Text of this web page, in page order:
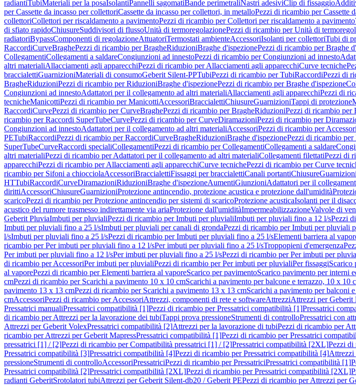
radiantiTubiMateriali per la posaIsolantiPannelli sagomatiBande perimetraliNastri adesiviClip di fissaggio
per Cassette da incasso per collettoriCassette da incasso per collettori, in metalloPezzi di ricambio per Cassette
collettoriCollettori per riscaldamento a pavimentoPezzi di ricambio per Collettori per riscaldamento a pavimento
di sfiato rapidoChiusureSuddivisori di flussoUnità di termoregolazionePezzi di ricambio per Unità di
radiatoriBypassComponenti di regolazioneAttuatoriTermostati ambienteAccessoriIsolanti per collettoriTubi di
RaccordiCurveBraghePezzi di ricambio per BragheRiduzioniBraghe d'ispezionePezzi di ricambio per Braghe
CollegamentiCollegamenti a saldareCongiunzioni ad innestoPezzi di ricambio per Congiunzioni ad innesto
altri materialiAllacciamenti agli apparecchiPezzi di ricambio per Allacciamenti agli apparecchiCurve tecniche
braccialettiGuarnizioniMateriali di consumoGeberit Silent-PPTubiPezzi di ricambio per TubiRaccordiPezzi di
BragheRiduzioniPezzi di ricambio per RiduzioniBraghe d'ispezionePezzi di ricambio per Braghe d'ispezione
Congiunzioni ad innestoAdattatori per il collegamento ad altri materialiAllacciamenti agli apparecchiPezzi di
tecnicheManicottiPezzi di ricambio per ManicottiAccessoriBraccialettiChiusureGuarnizioniTappi di protezione
RaccordiCurvePezzi di ricambio per CurveBraghePezzi di ricambio per BragheRiduzioniPezzi di ricambio per
ricambio per Raccordi SuperTubeCurvePezzi di ricambio per CurveDiramazioniPezzi di ricambio per
Congiunzioni ad innestoAdattatori per il collegamento ad altri materialiAccessoriPezzi di ricambio per Accessori
PETubiRaccordiPezzi di ricambio per RaccordiCurveBragheRiduzioniBraghe d'ispezionePezzi di ricambio per
SuperTubeCurveRaccordi specialiCollegamentiPezzi di ricambio per CollegamentiCollegamenti a saldare
altri materialiPezzi di ricambio per Adattatori per il collegamento ad altri materialiCollegamenti filettatiPezzi di
apparecchiPezzi di ricambio per Allacciamenti agli apparecchiCurve tecnichePezzi di ricambio per Curve
ricambio per Sifoni a chiocciolaAccessoriBraccialettiFissaggi per braccialettiCanali portantiChiusureGuarnizioni
HTTubiRaccordiCurveDiramazioniRiduzioniBraghe d'ispezioneAumentiGiunzioniAdattatori per il
dirittiAccessoriChiusureGuarnizioniProtezione antincendio, protezione acustica e protezione dall'umidità
scaricoPezzi di ricambio per Protezione antincendio per sistemi di scaricoProtezione acusticaIsolanti per il
acustico del rumore trasmesso indirettamente via ariaProtezione dall'umiditàImpermeabilizzazioneValvole di
Geberit PluviaImbuti per pluvialiPezzi di ricambio per Imbuti per pluvialiImbuti per pluviali fino a 12 l/sPezzi
Imbuti per pluviali fino a 25 l/sImbuti per pluviali per canali di grondaPezzi di ricambio per Imbuti per pluviali
l/sImbuti per pluviali fino a 25 l/sPezzi di ricambio per Imbuti per pluviali fino a 25 l/sElementi barriera al
ricambio per Per imbuti per pluviali fino a 12 l/sPer imbuti per pluviali fino a 25 l/sTroppopieni d'emergenza
Per imbuti per pluviali fino a 12 l/sPer imbuti per pluviali fino a 25 l/sPezzi di ricambio per Per imbuti per
di ricambio per AccessoriPer imbuti per pluvialiPezzi di ricambio per Per imbuti per pluvialiPer fissaggiScarico
al vaporePezzi di ricambio per Elementi barriera al vaporeScarico per pavimentoScarico pavimento per interni
cmPezzi di ricambio per Scarichi a pavimento 10 x 10 cmScarichi a pavimento per balcone e terrazzo, 10 x 10
pavimento 13 x 13 cmPezzi di ricambio per Scarichi a pavimento 13 x 13 cmScarichi a pavimento per balconi
cmAccessoriPezzi di ricambio per AccessoriAttrezzi, componenti di rete e softwareAttrezziAttrezzi per
Pressatrici manualiPressatrici compatibilità [1]Pezzi di ricambio per Pressatrici compatibilità [1]Pressatrici
di ricambio per Attrezzi per la lavorazione dei tubiTappi prova pressioneStrumenti di controlloPressatrici con
Attrezzi per Geberit VolexPressatrici compatibilità [2]Attrezzi per la lavorazione di tubiPezzi di ricambio per
ricambio per Attrezzi per Geberit MapressPressatrici compatibilità [1]Pezzi di ricambio per Pressatrici
pressatrici [1] / [2]Pezzi di ricambio per Compatibilità pressatrici [1] / [2]Pressatrici compatibilità [2XL]Pezzi di
Pressatrici compatibilità [3]Pressatrici compatibilità [4]Pezzi di ricambio per Pressatrici compatibilità [4]Attrezzi
pressioneStrumenti di controlloAccessoriPressatriciPezzi di ricambio per PressatriciPressatrici compatibilità [1]
Pressatrici compatibilità [2]Pressatrici compatibilità [2XL]Pezzi di ricambio per Pressatrici compatibilità [2XL]
radianti GeberitSrotolatori tubiAttrezzi per Geberit Silent-db20 / Geberit PEPezzi di ricambio per Attrezzi per